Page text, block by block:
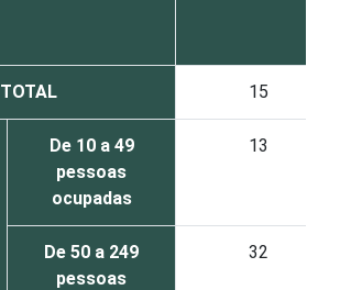
TOTAL 15
De 10 a 49
pessoas
ocupadas
13
De 50 a 249
pessoas
32